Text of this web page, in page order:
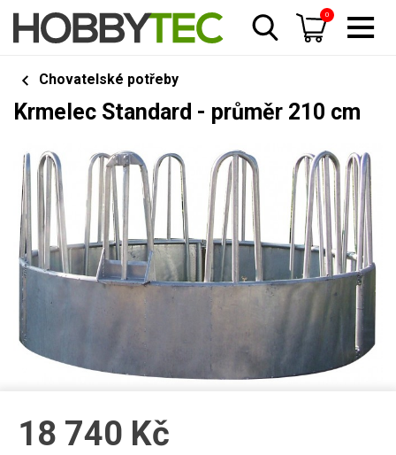
0
Chovatelské potřeby
Krmelec Standard - průměr 210 cm
18 740 Kč